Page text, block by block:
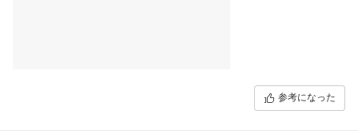
参考になった